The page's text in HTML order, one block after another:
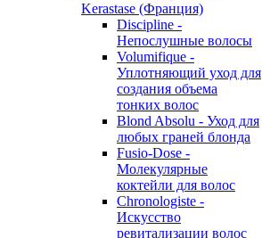
Kerastase (Франция)
Discipline -
Непослушные волосы
Volumifique -
Уплотняющий уход для
создания объема
тонких волос
Blond Absolu - Уход для
любых граней блонда
Fusio-Dose -
Молекулярные
коктейли для волос
Chronologiste -
Искусство
ревитализации волос